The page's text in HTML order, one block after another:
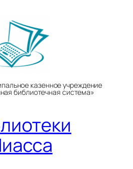
казенное учреждение
библиотечная система»